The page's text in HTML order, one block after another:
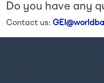
Do you have any
Contact us: